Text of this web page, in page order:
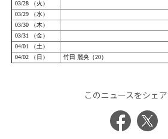
このニュースをシェ